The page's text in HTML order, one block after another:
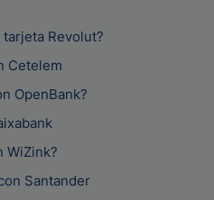
Revolut?
Cetelem
OpenBank?
WiZink?
Santander